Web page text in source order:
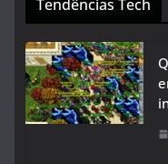
Tendências Tech